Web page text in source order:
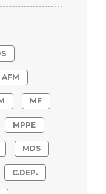
AFM
MF
MPPE
MDS
C.DEP.